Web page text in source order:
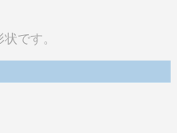
です。